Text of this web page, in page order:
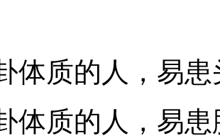
质的人，易患
质的人，易患